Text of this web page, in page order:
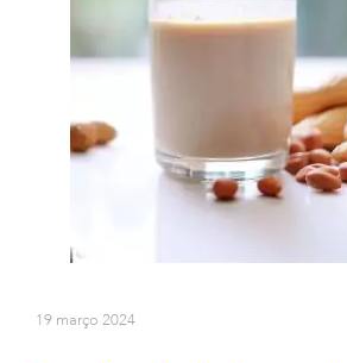
19 março 2024